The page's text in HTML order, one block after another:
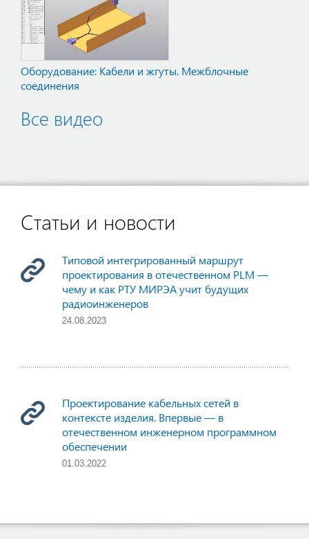
Оборудование: Кабели и жгуты. Межблочные
соединения
Все видео
Статьи и новости
Типовой интегрированный маршрут
проектирования в отечественном PLM —
чему и как РТУ МИРЭА учит будущих
радиоинженеров
24.08.2023
Проектирование кабельных сетей в
контексте изделия. Впервые — в
отечественном инженерном программном
обеспечении
01.03.2022